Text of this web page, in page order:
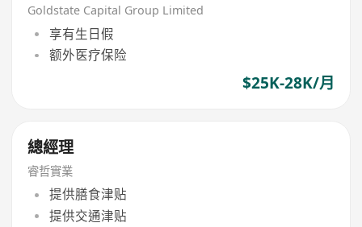
Goldstate Capital Group Limited
享有生日假
额外医疗保险
$25K-28K/月
總經理
睿哲實業
提供膳食津贴
提供交通津贴